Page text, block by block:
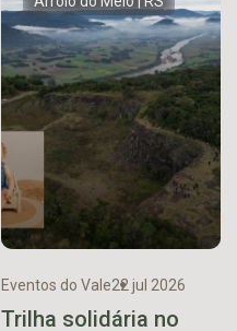
Eventos do Vale22 jul 2026
Trilha solidária no